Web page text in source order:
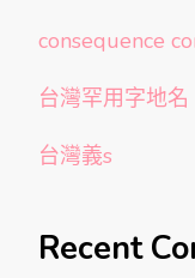
consequence
台灣罕用字地名
台灣義s
Recent